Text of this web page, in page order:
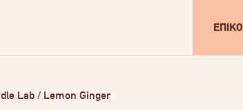
Lab / Lemon Ginger